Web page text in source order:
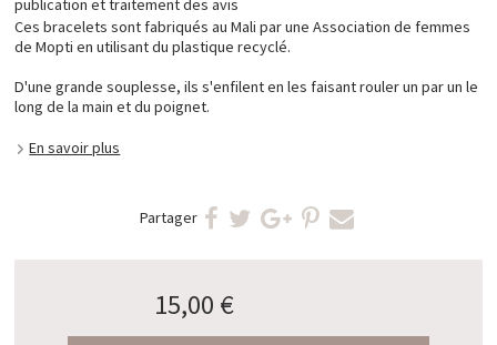
publication et traitement des avis
Ces bracelets sont fabriqués au Mali par une Association de femmes
de Mopti en utilisant du plastique recyclé.
D'une grande souplesse, ils s'enfilent en les faisant rouler un par un le
long de la main et du poignet.
En savoir plus
Partager
15,00 €